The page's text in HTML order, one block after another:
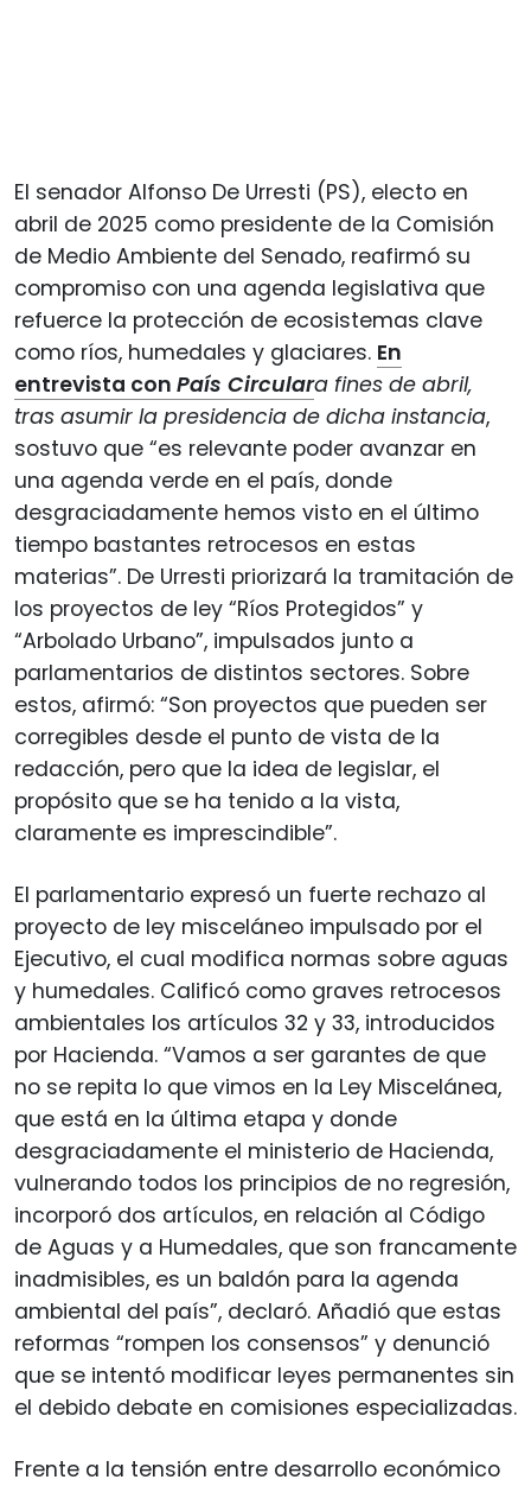
El senador Alfonso De Urresti (PS), electo en
abril de 2025 como presidente de la Comisión
de Medio Ambiente del Senado, reafirmó su
compromiso con una agenda legislativa que
refuerce la protección de ecosistemas clave
como ríos, humedales y glaciares. En
entrevista con País Circulara fines de abril,
tras asumir la presidencia de dicha instancia,
sostuvo que “es relevante poder avanzar en
una agenda verde en el país, donde
desgraciadamente hemos visto en el último
tiempo bastantes retrocesos en estas
materias”. De Urresti priorizará la tramitación de
los proyectos de ley “Ríos Protegidos” y
“Arbolado Urbano”, impulsados junto a
parlamentarios de distintos sectores. Sobre
estos, afirmó: “Son proyectos que pueden ser
corregibles desde el punto de vista de la
redacción, pero que la idea de legislar, el
propósito que se ha tenido a la vista,
claramente es imprescindible”.
El parlamentario expresó un fuerte rechazo al
proyecto de ley misceláneo impulsado por el
Ejecutivo, el cual modifica normas sobre aguas
y humedales. Calificó como graves retrocesos
ambientales los artículos 32 y 33, introducidos
por Hacienda. “Vamos a ser garantes de que
no se repita lo que vimos en la Ley Miscelánea,
que está en la última etapa y donde
desgraciadamente el ministerio de Hacienda,
vulnerando todos los principios de no regresión,
incorporó dos artículos, en relación al Código
de Aguas y a Humedales, que son francamente
inadmisibles, es un baldón para la agenda
ambiental del país”, declaró. Añadió que estas
reformas “rompen los consensos” y denunció
que se intentó modificar leyes permanentes sin
el debido debate en comisiones especializadas.
Frente a la tensión entre desarrollo económico